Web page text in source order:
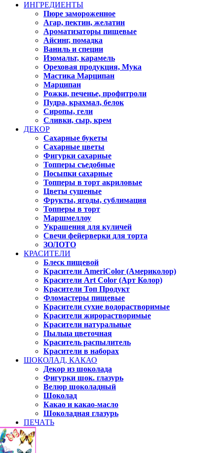
ИНГРЕДИЕНТЫ
Пюре замороженное
Агар, пектин, желатин
Ароматизаторы пищевые
Айсинг, помадка
Ваниль и специи
Изомальт, карамель
Ореховая продукция, Мука
Мастика Марципан
Марципан
Рожки, печенье, профитроли
Пудра, крахмал, белок
Сиропы, гели
Сливки, сыр, крем
ДЕКОР
Сахарные букеты
Сахарные цветы
Фигурки сахарные
Топперы съедобные
Посыпки сахарные
Топперы в торт акриловые
Цветы сушеные
Фрукты, ягоды, сублимация
Топперы в торт
Маршмеллоу
Украшения для куличей
Свечи фейерверки для торта
ЗОЛОТО
КРАСИТЕЛИ
Блеск пищевой
Красители AmeriColor (Америколор)
Красители Art Color (Арт Колор)
Красители Топ Продукт
Фломастеры пищевые
Красители сухие водорастворимые
Красители жирорастворимые
Красители натуральные
Пыльца цветочная
Краситель распылитель
Красители в наборах
ШОКОЛАД, КАКАО
Декор из шоколада
Фигурки шок. глазурь
Велюр шоколадный
Шоколад
Какао и какао-масло
Шоколадная глазурь
ПЕЧАТЬ